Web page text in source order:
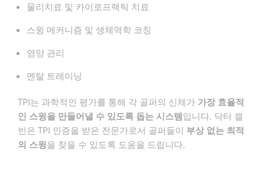
물리치료 및 카이로프랙틱 치료
스윙 메커니즘 및 생체역학 코칭
영양 관리
멘탈 트레이닝
TPI는 과학적인 평가를 통해 각 골퍼의 신체가 가장 효율적
인 스윙을 만들어낼 수 있도록 돕는 시스템입니다. 닥터 캘
빈은 TPI 인증을 받은 전문가로서 골퍼들이 부상 없는 최적
의 스윙을 찾을 수 있도록 도움을 드립니다.